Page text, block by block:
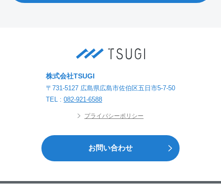
株式会社TSUGI
〒731-5127 広島県広島市佐伯区五日市5-7-50
TEL : 082-921-6588
プライバシーポリシー
お問い合わせ